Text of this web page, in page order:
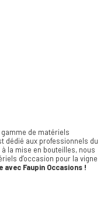
de matériels
dédié aux professionnels du
la mise en bouteilles, nous
d’occasion pour la vigne
Faupin Occasions !